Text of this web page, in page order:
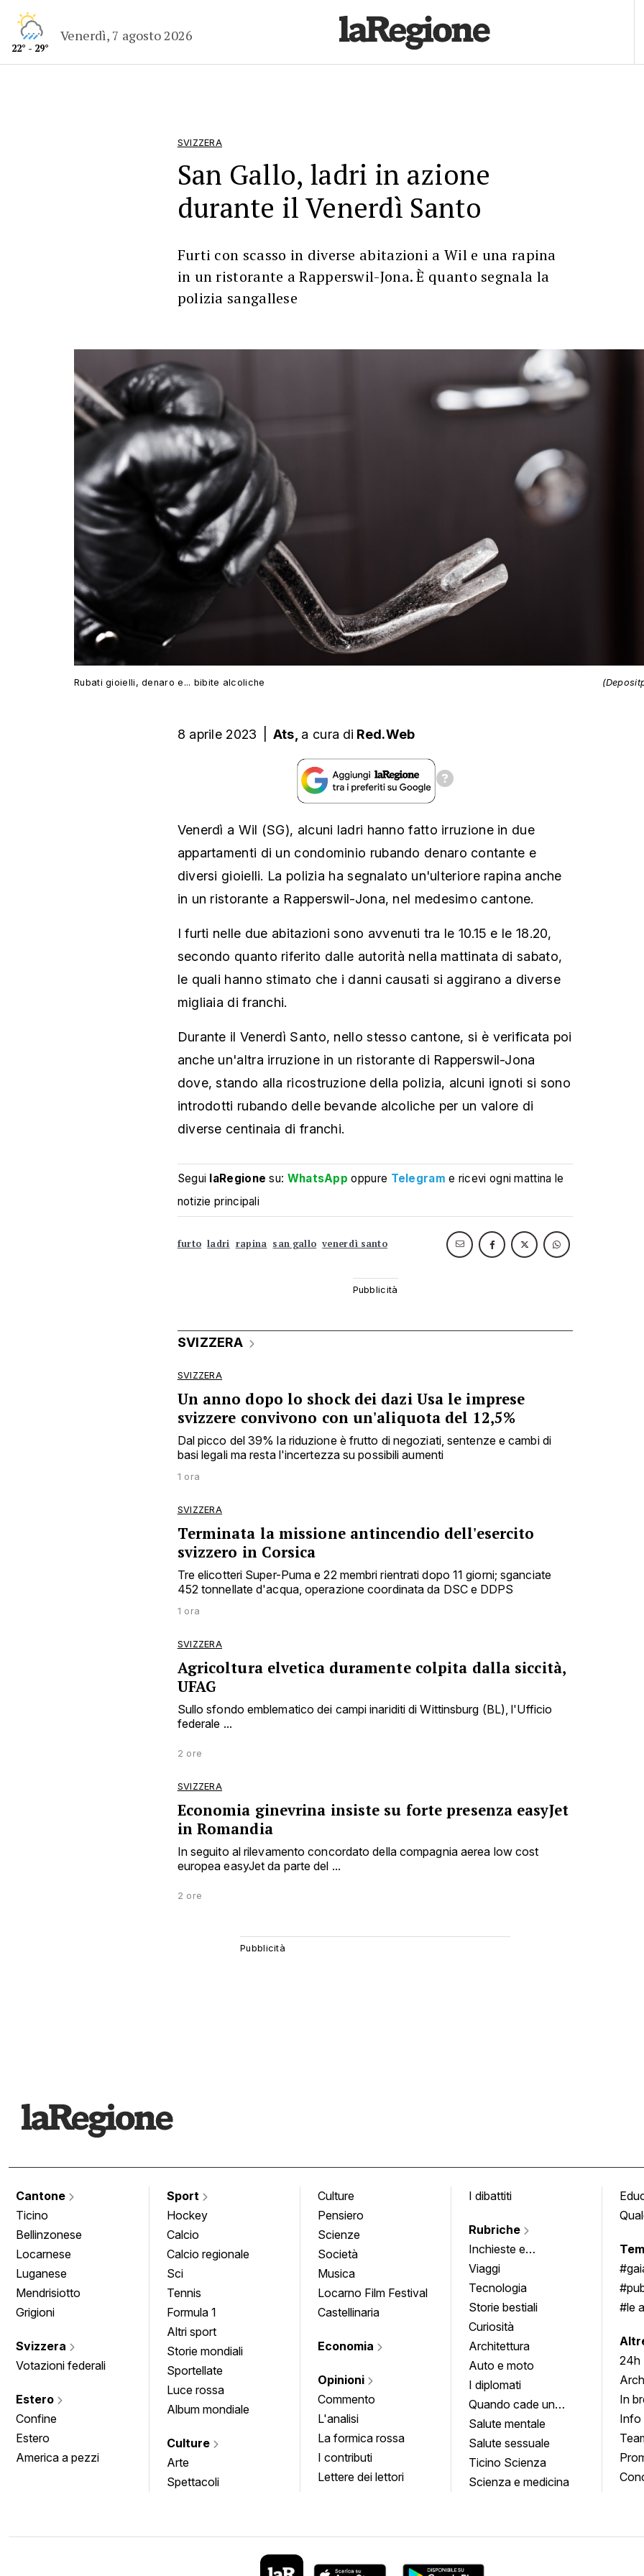
22° - 29°
Venerdì, 7 agosto 2026
SVIZZERA
San Gallo, ladri in azione
durante il Venerdì Santo
Furti con scasso in diverse abitazioni a Wil e una rapina
in un ristorante a Rapperswil-Jona. È quanto segnala la
polizia sangallese
Rubati gioielli, denaro e... bibite alcoliche
8 aprile 2023 Ats, a cura di Red.Web
Venerdì a Wil (SG), alcuni ladri hanno fatto irruzione in due
appartamenti di un condominio rubando denaro contante e
diversi gioielli. La polizia ha segnalato un'ulteriore rapina anche
in un ristorante a Rapperswil-Jona, nel medesimo cantone.
I furti nelle due abitazioni sono avvenuti tra le 10.15 e le 18.20,
secondo quanto riferito dalle autorità nella mattinata di sabato,
le quali hanno stimato che i danni causati si aggirano a diverse
migliaia di franchi.
Durante il Venerdì Santo, nello stesso cantone, si è verificata poi
anche un'altra irruzione in un ristorante di Rapperswil-Jona
dove, stando alla ricostruzione della polizia, alcuni ignoti si sono
introdotti rubando delle bevande alcoliche per un valore di
diverse centinaia di franchi.
Segui laRegione su: WhatsApp oppure Telegram e ricevi ogni mattina le
notizie principali
furto ladri rapina san gallo venerdì santo
SVIZZERA
SVIZZERA
Un anno dopo lo shock dei dazi Usa le imprese
svizzere convivono con un'aliquota del 12,5%
Dal picco del 39% la riduzione è frutto di negoziati, sentenze e cambi di
basi legali ma resta l'incertezza su possibili aumenti
1 ora
SVIZZERA
Terminata la missione antincendio dell'esercito
svizzero in Corsica
Tre elicotteri Super-Puma e 22 membri rientrati dopo 11 giorni; sganciate
452 tonnellate d'acqua, operazione coordinata da DSC e DDPS
1 ora
SVIZZERA
Agricoltura elvetica duramente colpita dalla siccità,
UFAG
Sullo sfondo emblematico dei campi inariditi di Wittinsburg (BL), l'Ufficio
federale ...
2 ore
SVIZZERA
Economia ginevrina insiste su forte presenza easyJet
in Romandia
In seguito al rilevamento concordato della compagnia aerea low cost
europea easyJet da parte del ...
2 ore
Cantone
Ticino
Bellinzonese
Locarnese
Luganese
Mendrisiotto
Grigioni
Svizzera
Votazioni federali
Estero
Confine
Estero
America a pezzi
Sport
Hockey
Calcio
Calcio regionale
Sci
Tennis
Formula 1
Altri sport
Storie mondiali
Sportellate
Luce rossa
Album mondiale
Culture
Arte
Spettacoli
Culture
Pensiero
Scienze
Società
Musica
Locarno Film Festival
Castellinaria
Economia
Opinioni
Commento
L'analisi
La formica rossa
I contributi
Lettere dei lettori
I dibattiti
Rubriche
Inchieste e
approfondimenti
Viaggi
Tecnologia
Storie bestiali
Curiosità
Architettura
Auto e moto
I diplomati
Quando cade un
quadro
Salute mentale
Salute sessuale
Ticino Scienza
Scienza e medicina
#le
24h
In
Info